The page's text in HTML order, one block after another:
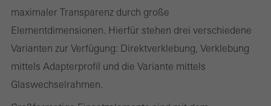
maximaler Transparenz durch große
Elementdimensionen. Hierfür stehen drei verschiedene
Varianten zur Verfügung: Direktverklebung, Verklebung
mittels Adapterprofil und die Variante mittels
Glaswechselrahmen.
Marketing Cookies werden von Drittanbietern verwendet, um
personalisierte und ansprechende Werbung für den einzelnen
Nutzer anzuzeigen. Sie tun dies, indem sie Besucher über
Webseiten hinweg verfolgen. Dabei werden auch Dienste von
Drittanbietern eingebunden, die ihren Service eigenverantwortlich